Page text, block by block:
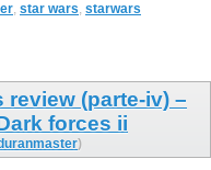
, star wars, starwars
review (parte-iv) –
forces ii
)